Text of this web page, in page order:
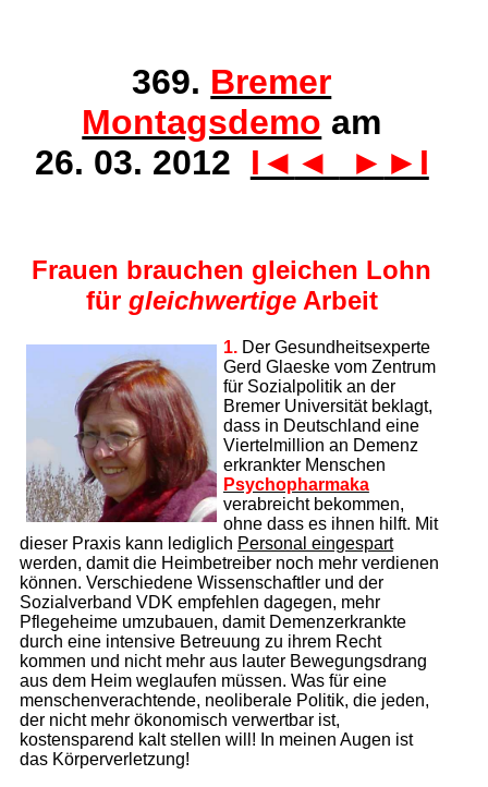
369. Bremer
Montagsdemo am
26. 03. 2012 I◄ ◄ ► ►I
Frauen brauchen gleichen Lohn
für gleichwertigeArbeit
1.Der Gesundheitsexperte
Gerd Glaeske vom Zentrum
für Sozialpolitik an der
Bremer Universität beklagt,
dass in Deutschland eine
Viertelmillion an Demenz
erkrankter Menschen
Psychopharmaka
verabreicht bekommen,
ohne dass es ihnen hilft. Mit
dieser Praxis kann lediglich Personal einge­spart
werden, damit die Heimbetreiber noch mehr verdienen
können. Verschiedene Wissenschaftler und der
Sozialverband VDK empfehlen dagegen, mehr
Pflegeheime umzubauen, damit Demenz­er­krankte
durch eine intensive Betreuung zu ihrem Recht
kommen und nicht mehr aus lauter Bewegungsdrang
aus dem Heim weglaufen müssen. Was für eine
menschenverachtende, neoliberale Politik, die jeden,
der nicht mehr ökonomisch verwertbar ist,
kostensparend kalt stellen will! In meinen Augen ist
das Körperverletzung!